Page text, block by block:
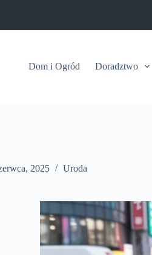
Dom i Ogród Doradztwo
2025 Uroda